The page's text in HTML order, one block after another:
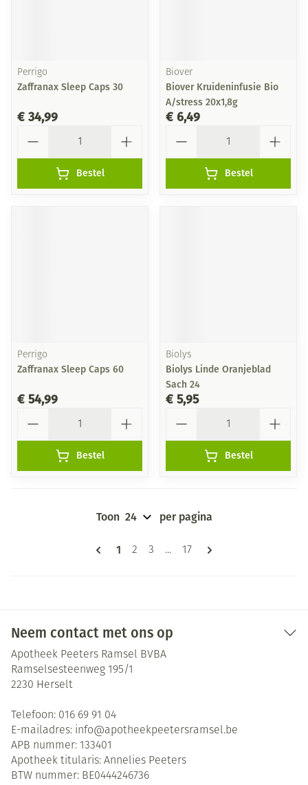
Perrigo
Zaffranax Sleep Caps 30
€ 34,99
Bestel
Biover
Biover Kruideninfusie Bio
A/stress 20x1,8g
€ 6,49
Bestel
Perrigo
Zaffranax Sleep Caps 60
€ 54,99
Bestel
Biolys
Biolys Linde Oranjeblad
Sach 24
€ 5,95
Bestel
Pagina's
U lees momenteel pagina
1 Pagina
2 Pagina
3 ... Pagina
17
Toon per pagina
Neem contact met ons op
Apotheek Peeters Ramsel BVBA
Ramselsesteenweg 195/1
2230 Herselt
Telefoon: 016 69 91 04
E-mailadres: info@apotheekpeetersramsel.be
APB nummer: 133401
Apotheek titularis: Annelies Peeters
BTW nummer: BE0444246736